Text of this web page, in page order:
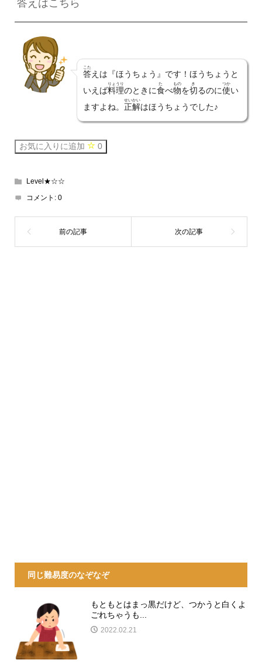
答 えはこちら
答
こた
えは『ほうちょう』です！ほうちょうと
いえば料理
りょうり
のときに食
た
べ物
もの
を切
き
るのに使
つか
い
ますよね。 正解
せいかい
はほうちょうでした♪
お気に入りに追加 0
Level★☆☆
コメント: 0
同じ難易度のなぞなぞ
もともとはまっ黒だけど、つかうと白くよ
ごれちゃうも...
2022.02.21